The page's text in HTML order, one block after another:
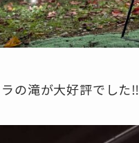
の滝が大好評でした‼︎